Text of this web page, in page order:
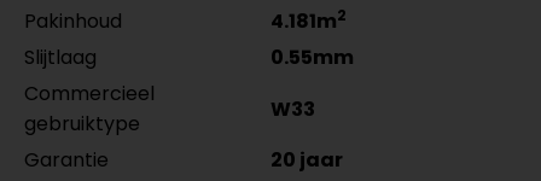
Pakinhoud
4.181m2
Slijtlaag
0.55mm
Commercieel
gebruiktype
W33
Garantie
20 jaar